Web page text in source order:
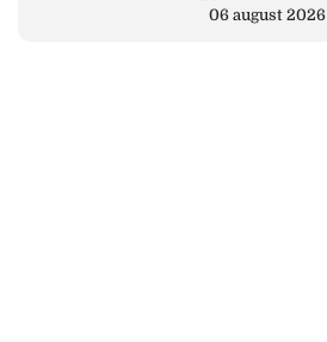
06 august 2026